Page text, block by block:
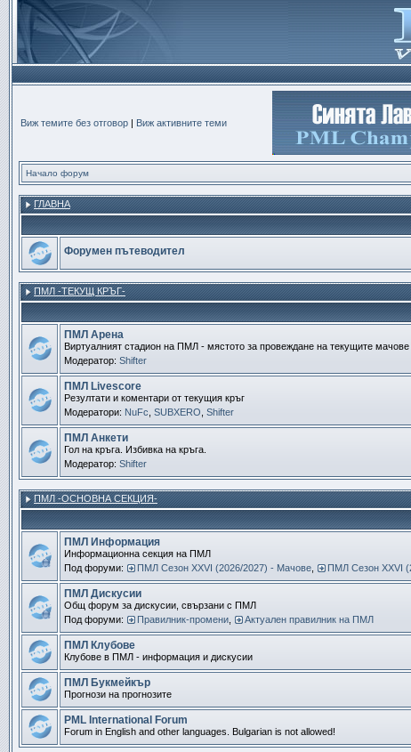
Виж темите без отговор | Виж активните теми
Начало форум
ГЛАВНА
Форумен пътеводител
ПМЛ -ТЕКУЩ КРЪГ-
ПМЛ Арена
Виртуалният стадион на ПМЛ - мястото за провеждане на текущите
Модератор: Shifter
ПМЛ Livescore
Резултати и коментари от текущия кръг
Модератори: NuFc SUBXERO Shifter
ПМЛ Анкети
Гол на кръга. Избивка на кръга.
Модератор: Shifter
ПМЛ -ОСНОВНА СЕКЦИЯ-
ПМЛ Информация
Информационна секция на ПМЛ
Под форуми:
ПМЛ Сезон ХXVI (2026/2027) - Мачове ПМЛ Сезон ХXVI
ПМЛ Дискусии
Общ форум за дискусии, свързани с ПМЛ
Под форуми:
Правилник-промени Актуален правилник на ПМЛ
ПМЛ Клубове
Клубове в ПМЛ - информация и дискусии
ПМЛ Букмейкър
Прогнози на прогнозите
PML International Forum
Forum in English and other languages. Bulgarian is not allowed!